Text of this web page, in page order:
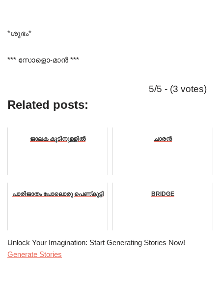
*ശുഭം*
*** സോളൊ-മാൻ ***
5/5 - (3 votes)
Related posts:
ജാലക കൂടിനുള്ളിൽ ചാരൻ
പാരിജാതം പോലൊരു പെണ്കുട്ടി BRIDGE
Unlock Your Imagination: Start Generating Stories Now!
Generate Stories